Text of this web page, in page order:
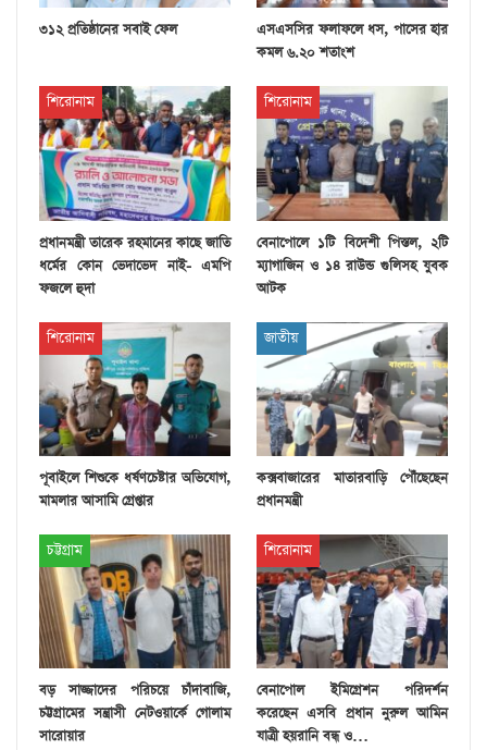
৩১২ প্রতিষ্ঠানের সবাই ফেল
এসএসসির ফলাফলে ধস, পাসের হার
কমল ৬.২০ শতাংশ
শিরোনাম
প্রধানমন্ত্রী তারেক রহমানের কাছে জাতি
ধর্মের কোন ভেদাভেদ নাই- এমপি
ফজলে হুদা
শিরোনাম
বেনাপোলে ১টি বিদেশী পিস্তল, ২টি
ম্যাগাজিন ও ১৪ রাউন্ড গুলিসহ যুবক
আটক
শিরোনাম
পূবাইলে শিশুকে ধর্ষণচেষ্টার অভিযোগ,
মামলার আসামি গ্রেপ্তার
জাতীয়
কক্সবাজারের মাতারবাড়ি পৌঁছেছেন
প্রধানমন্ত্রী
চট্টগ্রাম
বড় সাজ্জাদের পরিচয়ে চাঁদাবাজি,
চট্টগ্রামের সন্ত্রাসী নেটওয়ার্কে গোলাম
সারোয়ার
শিরোনাম
বেনাপোল ইমিগ্রেশন পরিদর্শন
করেছেন এসবি প্রধান নুরুল আমিন
যাত্রী হয়রানি বন্ধ ও…